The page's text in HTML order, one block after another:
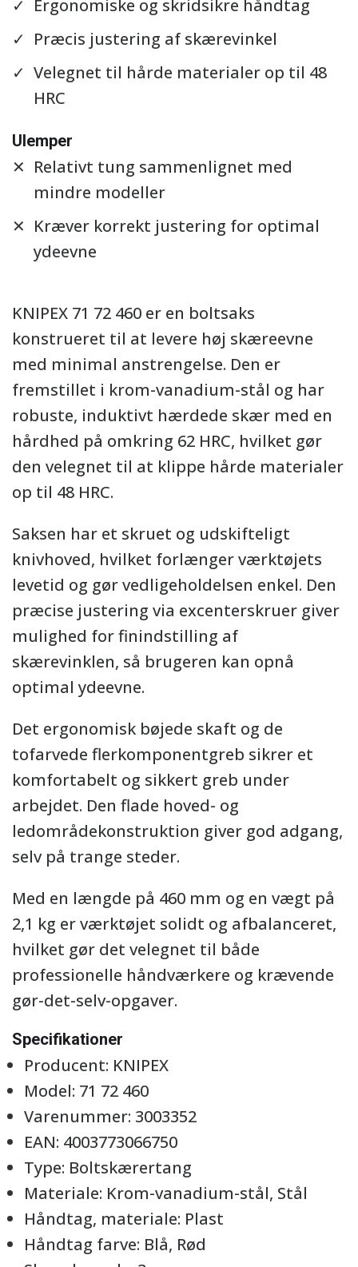
KNIPEX 71 72 460 er en boltsaks
konstrueret til at levere høj skæreevne
med minimal anstrengelse. Den er
fremstillet i krom-vanadium-stål og har
robuste, induktivt hærdede skær med en
hårdhed på omkring 62 HRC, hvilket gør
den velegnet til at klippe hårde materialer
op til 48 HRC.
Saksen har et skruet og udskifteligt
knivhoved, hvilket forlænger værktøjets
levetid og gør vedligeholdelsen enkel. Den
præcise justering via excenterskruer giver
mulighed for finindstilling af
skærevinklen, så brugeren kan opnå
optimal ydeevne.
Det ergonomisk bøjede skaft og de
tofarvede flerkomponentgreb sikrer et
komfortabelt og sikkert greb under
arbejdet. Den flade hoved- og
ledområdekonstruktion giver god adgang,
selv på trange steder.
Med en længde på 460 mm og en vægt på
2,1 kg er værktøjet solidt og afbalanceret,
hvilket gør det velegnet til både
professionelle håndværkere og krævende
gør-det-selv-opgaver.
Ergonomiske og skridsikre håndtag
Præcis justering af skærevinkel
Velegnet til hårde materialer op til 48
HRC
Ulemper
Relativt tung sammenlignet med
mindre modeller
Kræver korrekt justering for optimal
ydeevne
Specifikationer
Producent: KNIPEX
Model: 71 72 460
Varenummer: 3003352
EAN: 4003773066750
Type: Boltskærertang
Materiale: Krom-vanadium-stål, Stål
Håndtag, materiale: Plast
Håndtag farve: Blå, Rød